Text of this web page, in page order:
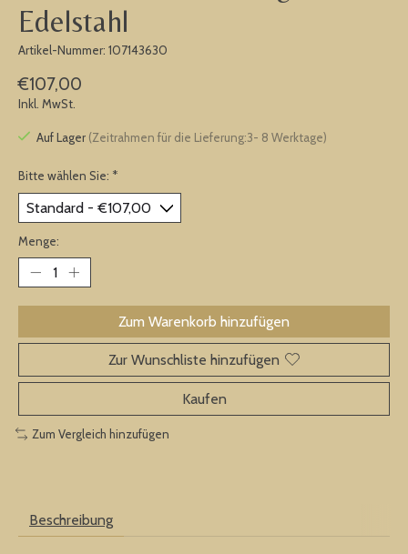
Edelstahl
Artikel-Nummer: 107143630
€107,00
Inkl. MwSt.
Auf Lager (Zeitrahmen für die Lieferung:3- 8 Werktage)
Bitte wählen Sie: *
Menge:
Zum Warenkorb hinzufügen
Zur Wunschliste hinzufügen
Kaufen
Zum Vergleich hinzufügen
Beschreibung